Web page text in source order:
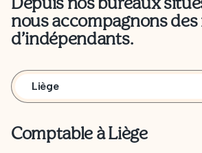
nous accompagnons
d’indépendants.
Liège
Comptable à Liège